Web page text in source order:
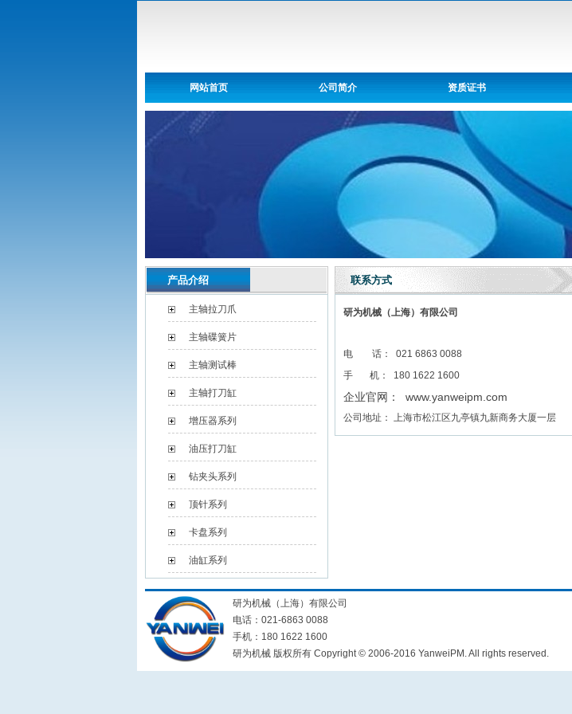
网站首页 公司简介 资质证书
联系方式
研为机械（上海）有限公司
电 话： 021 6863 0088
手 机： 180 1622 1600
企业官网： www.yanweipm.com
公司地址： 上海市松江区九亭镇九新商务大厦一层
产品介绍
主轴拉刀爪
主轴碟簧片
主轴测试棒
主轴打刀缸
增压器系列
油压打刀缸
钻夹头系列
顶针系列
卡盘系列
油缸系列
研为机械（上海）有限公司
电话：021-6863 0088
手机：180 1622 1600
研为机械 版权所有 Copyright © 2006-2016 YanweiPM. All rights reserved.